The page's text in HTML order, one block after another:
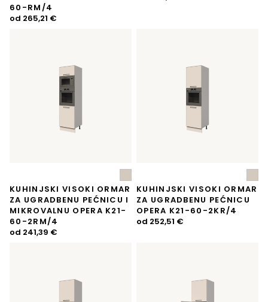
60-RM/4
od 265,21 €
KUHINJSKI VISOKI ORMAR
ZA UGRADBENU PEĆNICU I
MIKROVALNU OPERA K21-
60-2RM/4
od 241,39 €
KUHINJSKI VISOKI ORMAR
ZA UGRADBENU PEĆNICU
OPERA K21-60-2KR/4
od 252,51 €